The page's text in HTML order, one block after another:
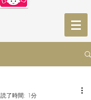
読了時間: 1分